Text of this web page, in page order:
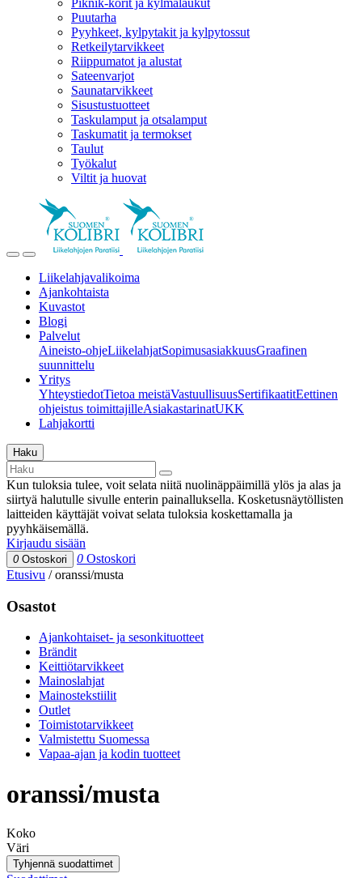
Piknik-korit ja kylmälaukut
Puutarha
Pyyhkeet, kylpytakit ja kylpytossut
Retkeilytarvikkeet
Riippumatot ja alustat
Sateenvarjot
Saunatarvikkeet
Sisustustuotteet
Taskulamput ja otsalamput
Taskumatit ja termokset
Taulut
Työkalut
Viltit ja huovat
Liikelahjavalikoima
Ajankohtaista
Kuvastot
Blogi
Palvelut
Aineisto-ohjeLiikelahjatSopimusasiakkuusGraafinen
suunnittelu
Yritys
YhteystiedotTietoa meistäVastuullisuusSertifikaatitEettinen
ohjeistus toimittajilleAsiakastarinatUKK
Lahjakortti
Haku
Kun tuloksia tulee, voit selata niitä nuolinäppäimillä ylös ja alas ja
siirtyä halutulle sivulle enterin painalluksella. Kosketusnäytöllisten
laitteiden käyttäjät voivat selata tuloksia koskettamalla ja
pyyhkäisemällä.
Kirjaudu sisään
0 Ostoskori 0 Ostoskori
Etusivu /oranssi/musta
Osastot
Ajankohtaiset- ja sesonkituotteet
Brändit
Keittiötarvikkeet
Mainoslahjat
Mainostekstiilit
Outlet
Toimistotarvikkeet
Valmistettu Suomessa
Vapaa-ajan ja kodin tuotteet
oranssi/musta
Koko
Väri
Tyhjennä suodattimet